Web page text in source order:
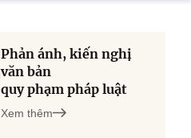
Phản ánh, kiến nghị
văn bản
quy phạm pháp luật
Xem thêm